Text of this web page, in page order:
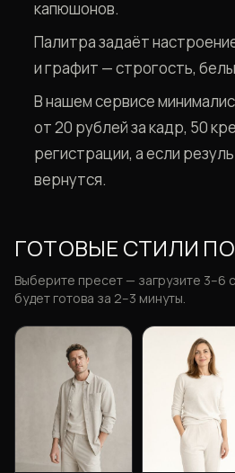
капюшонов.
Палитра задаёт
и графит — строгость,
В нашем сервисе
от 20 рублей за кадр, 50
регистрации, а если
вернутся.
ГОТОВЫЕ СТИЛИ
Выберите пресет — загрузите 3–6
будет готова за 2–3 минуты.